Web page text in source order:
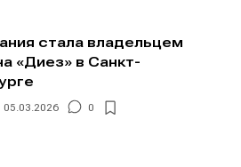
стала владельцем
«Диез» в Санкт-
05.03.2026 0